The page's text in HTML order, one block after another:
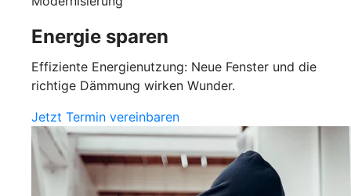
Energie sparen
Effiziente Energienutzung: Neue Fenster und die
richtige Dämmung wirken Wunder.
Jetzt Termin vereinbaren